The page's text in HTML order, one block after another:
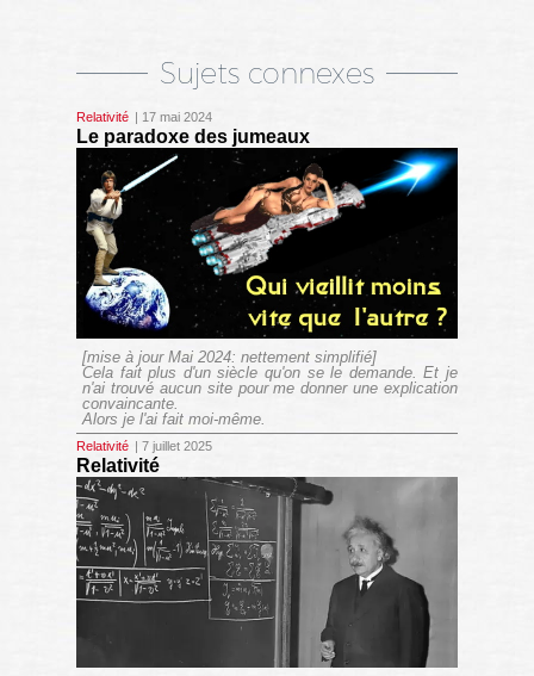
Sujets connexes
Relativité | 17 mai 2024
Le paradoxe des jumeaux
[mise à jour Mai 2024: nettement simplifié]
Cela fait plus d'un siècle qu'on se le demande. Et je
n'ai trouvé aucun site pour me donner une explication
convaincante.
Alors je l'ai fait moi-même.
Relativité | 7 juillet 2025
Relativité